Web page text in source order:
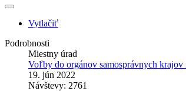
Vytlačiť
Podrobnosti
Miestny úrad
Voľby do orgánov samosprávnych krajov
19. jún 2022
Návštevy: 2761